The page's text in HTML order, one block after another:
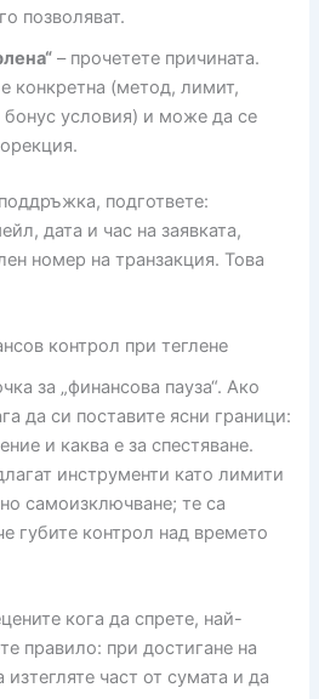
позволяват.
– прочетете причината.
конкретна (метод, лимит,
условия) и може да се
подгответе:
дата и час на заявката,
номер на транзакция. Това
контрол при теглене
за „финансова пауза“. Ако
да си поставите ясни граници:
и каква е за спестяване.
инструменти като лимити
самоизключване; те са
губите контрол над времето
кога да спрете, най-
правило: при достигане на
част от сумата и да